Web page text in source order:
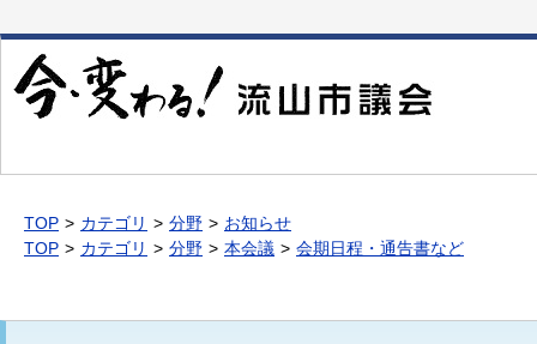
文
移
動
TOP カテゴリ 分野
お知らせ
TOP
カテゴリ 分野 本会議 会期日程・通告書など